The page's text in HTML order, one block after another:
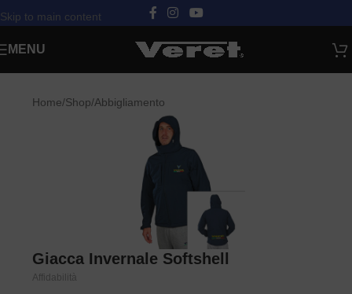
Skip to main content
MENU
Home/Shop/Abbigliamento
Giacca Invernale Softshell
Affidabilità